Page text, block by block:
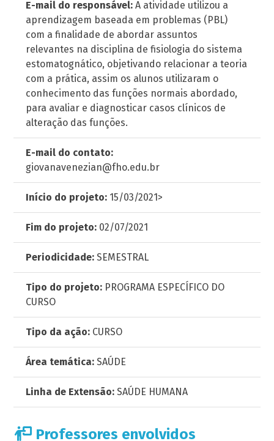
E-mail do responsável: A atividade utilizou a
aprendizagem baseada em problemas (PBL)
com a finalidade de abordar assuntos
relevantes na disciplina de fisiologia do sistema
estomatognático, objetivando relacionar a teoria
com a prática, assim os alunos utilizaram o
conhecimento das funções normais abordado,
para avaliar e diagnosticar casos clínicos de
alteração das funções.
E-mail do contato:
giovanavenezian@fho.edu.br
Início do projeto: 15/03/2021>
Fim do projeto: 02/07/2021
Periodicidade: SEMESTRAL
Tipo do projeto: PROGRAMA ESPECÍFICO DO
CURSO
Tipo da ação: CURSO
Área temática: SAÚDE
Linha de Extensão: SAÚDE HUMANA
Professores envolvidos